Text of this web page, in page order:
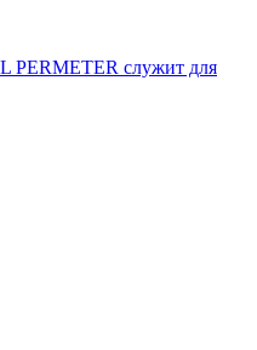
PERMETER служит для